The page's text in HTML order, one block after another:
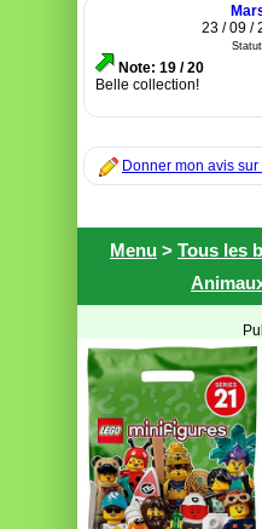
23 / 09 /
Note: 19 / 20
Belle collection!
Donner mon avis
Menu > Tous les